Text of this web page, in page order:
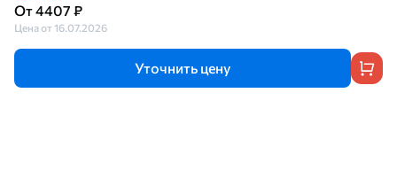
От 4407 ₽
Цена от 16.07.2026
Уточнить цену